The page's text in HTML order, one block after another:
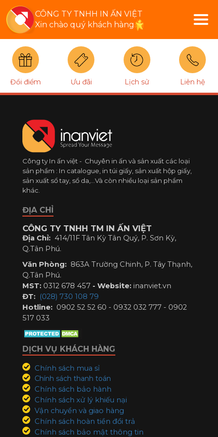
CÔNG TY TNHH IN ẤN VIỆT
Xin chào quý khách hàng
Đổi điểm Ưu đãi Lịch sử Liên hệ
Công ty In ấn việt - Chuyên in ấn và sản xuất các loại
sản phẩm : In catalogue, in túi giấy, sản xuất hộp giấy,
sản xuất sổ tay, sổ da,...Và còn nhiều loại sản phẩm
khác.
ĐỊA CHỈ
CÔNG TY TNHH TM IN ẤN VIỆT
Địa Chỉ: 414/11F Tân Kỳ Tân Quý, P. Sơn Kỳ,
Q.Tân Phú.
Văn Phòng: 863A Trường Chinh, P. Tây Thạnh,
Q.Tân Phú.
MST: 0312 678 457- Website: inanviet.vn
ĐT: (028) 730 108 79
Hotline: 0902 52 52 60 - 0932 032 777 - 0902
517 033
DỊCH VỤ KHÁCH HÀNG
Chính sách mua sỉ
Chính sách thanh toán
Chính sách bảo hành
Chính sách xử lý khiếu nại
Vận chuyển và giao hàng
Chính sách hoàn tiền đổi trả
Chính sách bảo mật thông tin